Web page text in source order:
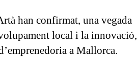
han confirmat, una vegada
local i la innovació,
a Mallorca.